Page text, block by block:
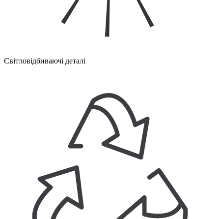
Світловідбиваючі деталі